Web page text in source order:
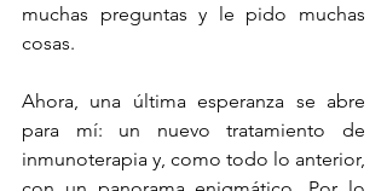
muchas preguntas y le pido muchas
cosas.
Ahora, una última esperanza se abre
para mí: un nuevo tratamiento de
inmunoterapia y, como todo lo anterior,